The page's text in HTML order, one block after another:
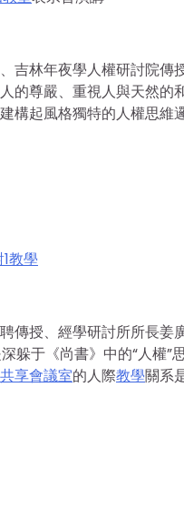
吉林年夜學人權研討院傳
的尊嚴、重視人與天然的
構起風格獨特的人權思維
1教學
傳授、經學研討所所長姜
躲于《尚書》中的“人權
共享會議室的人際教學關系